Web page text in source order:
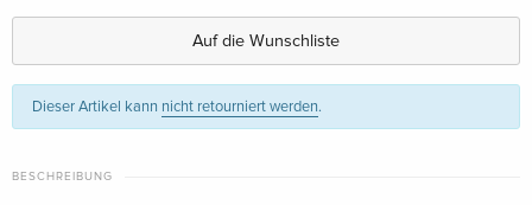
3 DVDs — (ausgewählt)
Englisch · US Version
CHF 36.50
4 DVDs
Auf die Wunschliste
Dieser Artikel kann nicht retourniert werden.
BESCHREIBUNG